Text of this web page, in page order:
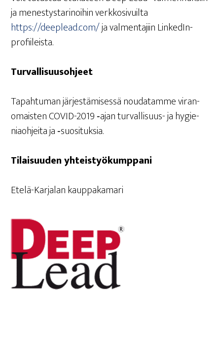
ja menes­tys­ta­ri­noi­hin verk­ko­si­vuil­ta
https://deeplead.com/ja val­men­ta­jiin LinkedIn-
profiileista.
Tur­val­li­suus­oh­jeet
Tapah­tu­man jär­jes­tä­mi­ses­sä nou­da­tam­me viran­
omais­ten COVID-2019 ‑ajan tur­val­li­suus- ja hygie­
niaoh­jei­ta ja ‑suo­si­tuk­sia.
Tilai­suu­den yhteistyökumppani
Ete­lä-Kar­ja­lan kauppakamari